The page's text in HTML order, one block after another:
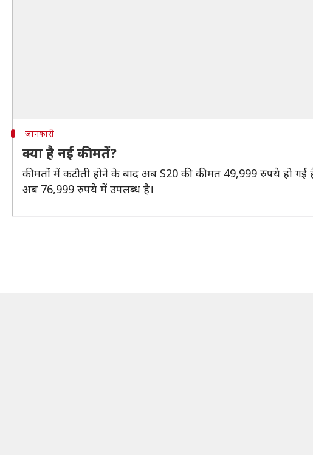
जानकारी
क्या है नई कीमतें?
कीमतों में कटौती होने के बाद अब S20 की कीमत 49,999 रुपये हो गई
अब 76,999 रुपये में उपलब्ध है।